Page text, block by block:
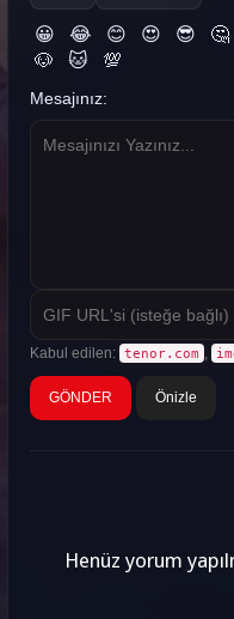
😀 😂 😊 😍 😎 🤔
🐶
🐱 💯
Mesajınız:
Kabul edilen: tenor.com
Önizle
Henüz yorum